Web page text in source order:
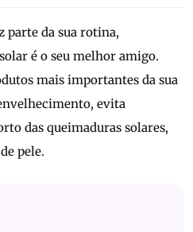
parte da sua rotina,
é o seu melhor amigo.
mais importantes da sua
evita
das queimaduras solares,
pele.